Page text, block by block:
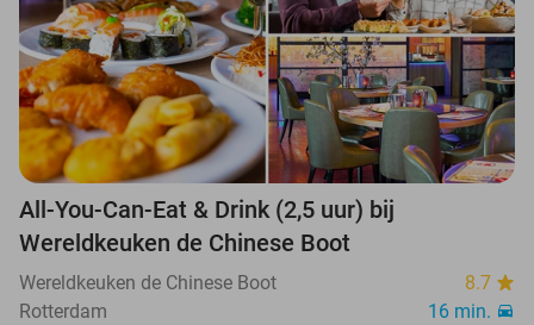
All-You-Can-Eat & Drink (2,5 uur) bij
Wereldkeuken de Chinese Boot
Wereldkeuken de Chinese Boot
8.7
Rotterdam
16 min.